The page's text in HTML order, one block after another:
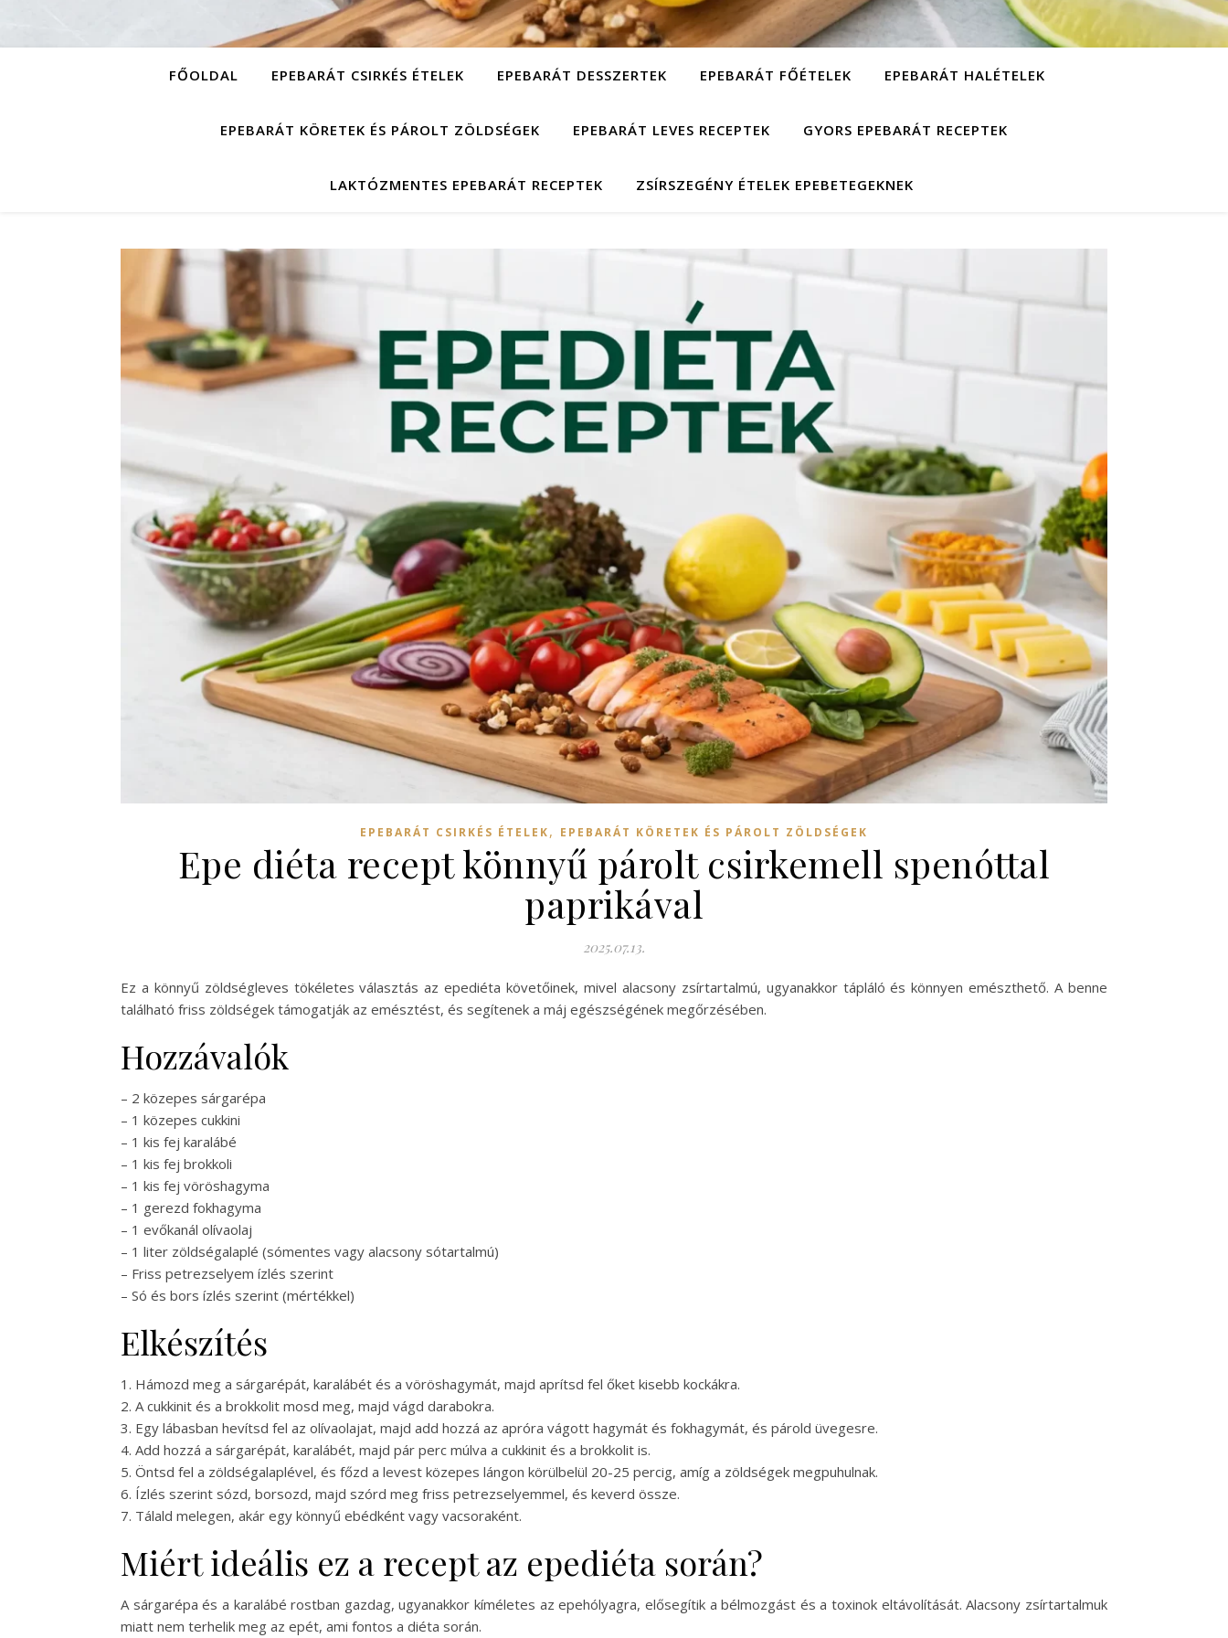
FŐOLDAL EPEBARÁT CSIRKÉS ÉTELEK EPEBARÁT DESSZERTEK EPEBARÁT FŐÉTELEK EPEBARÁT HALÉTELEK
EPEBARÁT KÖRETEK ÉS PÁROLT ZÖLDSÉGEK EPEBARÁT LEVES RECEPTEK GYORS EPEBARÁT RECEPTEK
LAKTÓZMENTES EPEBARÁT RECEPTEK ZSÍRSZEGÉNY ÉTELEK EPEBETEGEKNEK
EPEBARÁT CSIRKÉS ÉTELEK, EPEBARÁT KÖRETEK ÉS PÁROLT ZÖLDSÉGEK
Epe diéta recept könnyű párolt csirkemell spenóttal
paprikával
2025.07.13.
Ez a könnyű zöldségleves tökéletes választás az epediéta követőinek, mivel alacsony zsírtartalmú, ugyanakkor tápláló és könnyen emészthető. A benne
található friss zöldségek támogatják az emésztést, és segítenek a máj egészségének megőrzésében.
Hozzávalók
– 2 közepes sárgarépa
– 1 közepes cukkini
– 1 kis fej karalábé
– 1 kis fej brokkoli
– 1 kis fej vöröshagyma
– 1 gerezd fokhagyma
– 1 evőkanál olívaolaj
– 1 liter zöldségalaplé (sómentes vagy alacsony sótartalmú)
– Friss petrezselyem ízlés szerint
– Só és bors ízlés szerint (mértékkel)
Elkészítés
1. Hámozd meg a sárgarépát, karalábét és a vöröshagymát, majd aprítsd fel őket kisebb kockákra.
2. A cukkinit és a brokkolit mosd meg, majd vágd darabokra.
3. Egy lábasban hevítsd fel az olívaolajat, majd add hozzá az apróra vágott hagymát és fokhagymát, és párold üvegesre.
4. Add hozzá a sárgarépát, karalábét, majd pár perc múlva a cukkinit és a brokkolit is.
5. Öntsd fel a zöldségalaplével, és főzd a levest közepes lángon körülbelül 20-25 percig, amíg a zöldségek megpuhulnak.
6. Ízlés szerint sózd, borsozd, majd szórd meg friss petrezselyemmel, és keverd össze.
7. Tálald melegen, akár egy könnyű ebédként vagy vacsoraként.
Miért ideális ez a recept az epediéta során?
A sárgarépa és a karalábé rostban gazdag, ugyanakkor kíméletes az epehólyagra, elősegítik a bélmozgást és a toxinok eltávolítását. Alacsony zsírtartalmuk
miatt nem terhelik meg az epét, ami fontos a diéta során.